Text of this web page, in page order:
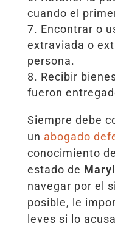
cuando el
Encontrar o
extraviada o
persona.
Recibir
fueron
Siempre debe
un abogado
conocimiento
estado de
navegar por el
posible, le
leves si lo